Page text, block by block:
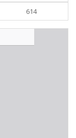
614